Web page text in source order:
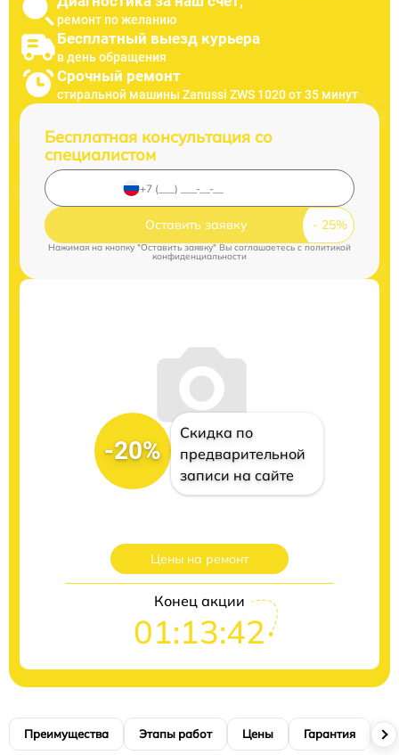
ремонт по желанию
Бесплатный выезд курьера
в день обращения
Срочный ремонт
стиральной машины Zanussi ZWS 1020 от 35 минут
Бесплатная консультация со
специалистом
Оставить заявку
Нажимая на кнопку "Оставить заявку" Вы соглашаетесь cполитикой
конфиденциальности
-20%
Скидка по
предварительной
записи на сайте
Цены на ремонт
Конец акции
01:13:41
Преимущества Этапы работ Цены Гарантия